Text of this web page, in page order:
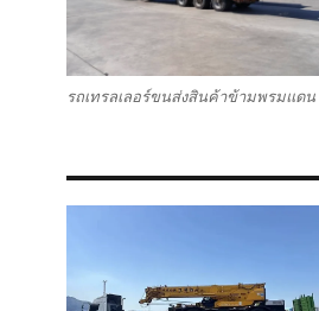
รถเทรลเลอร์ขนส่งสินค้าข้ามพรมแดน